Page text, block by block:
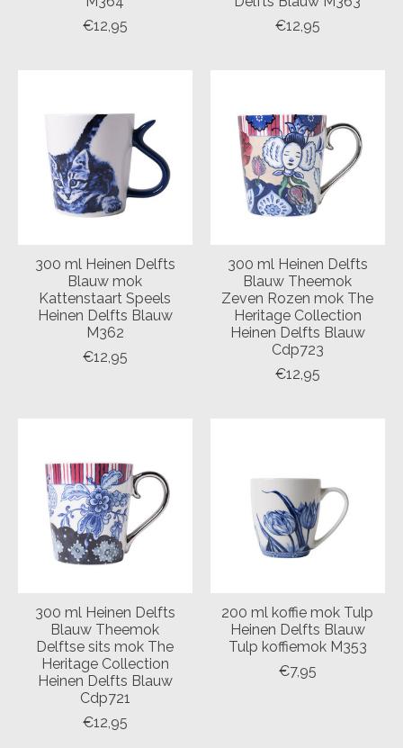
€12,95
€12,95
300 ml Heinen Delfts
Blauw mok
Kattenstaart Speels
Heinen Delfts Blauw
M362
€12,95
300 ml Heinen Delfts
Blauw Theemok
Zeven Rozen mok The
Heritage Collection
Heinen Delfts Blauw
Cdp723
€12,95
300 ml Heinen Delfts
Blauw Theemok
Delftse sits mok The
Heritage Collection
Heinen Delfts Blauw
Cdp721
€12,95
200 ml koffie mok Tulp
Heinen Delfts Blauw
Tulp koffiemok M353
€7,95